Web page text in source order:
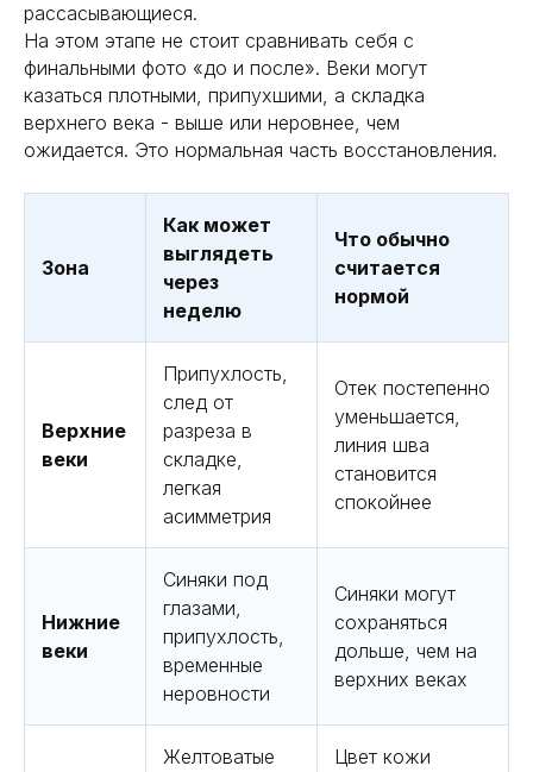
рассасывающиеся.
На этом этапе не стоит сравнивать себя с
финальными фото «до и после». Веки могут
казаться плотными, припухшими, а складка
верхнего века - выше или неровнее, чем
ожидается. Это нормальная часть восстановления.
Зона
Как может
выглядеть
через
неделю
Что обычно
считается
нормой
Верхние
веки
Припухлость,
след от
разреза в
складке,
легкая
асимметрия
Отек постепенно
уменьшается,
линия шва
становится
спокойнее
Нижние
веки
Синяки под
глазами,
припухлость,
временные
неровности
Синяки могут
сохраняться
дольше, чем на
верхних веках
Желтоватые
Цвет кожи